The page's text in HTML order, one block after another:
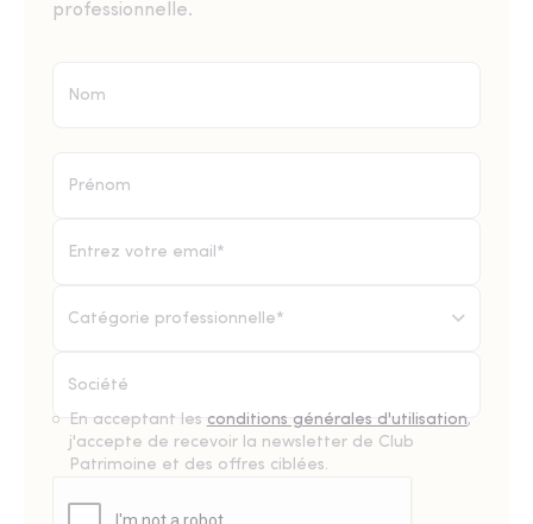
professionnelle.
Catégorie professionnelle*
En acceptant les conditions générales d'utilisation,
j'accepte de recevoir la newsletter de Club
Patrimoine et des offres ciblées.